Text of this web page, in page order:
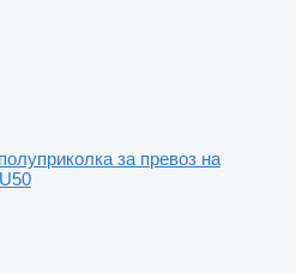
полуприколка за превоз на